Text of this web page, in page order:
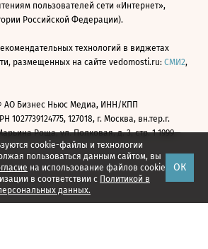
cookie-файлы и технологии
пользоваться данным сайтом, вы
на использование файлов cookie
в соответствии с Политикой в
данных.
ОК
пользователей сети «Интернет»,
Российской Федерации).
технологий в виджетах
размещенных на сайте vedomosti.ru: СМИ2,
Бизнес Ньюс Медиа, ИНН/КПП
1027739124775, 127018, г. Москва, вн.тер.г.
Роща, ул. Полковая, д. 3, стр. 1 1999—